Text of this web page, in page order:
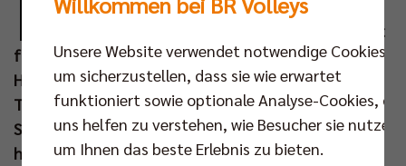
Team. Direkt auf das erfolgreiche
Champions-League-Match in Ljubljana folgt
für den Deutschen Meister die nächste
Herausforderung in der Fremde. Das Bundesliga-
Topspiel gegen den VfB Friedrichshafen am
Samstagabend (18. Jan um 19.00 Uhr) wird
hochspannend, denn bei den Gastgebern vom
Unsere Website verwendet notwendige Cookies,
um sicherzustellen, dass sie wie erwartet
funktioniert sowie optionale Analyse-Cookies, die
uns helfen zu verstehen, wie Besucher sie nutzen,
um Ihnen das beste Erlebnis zu bieten.